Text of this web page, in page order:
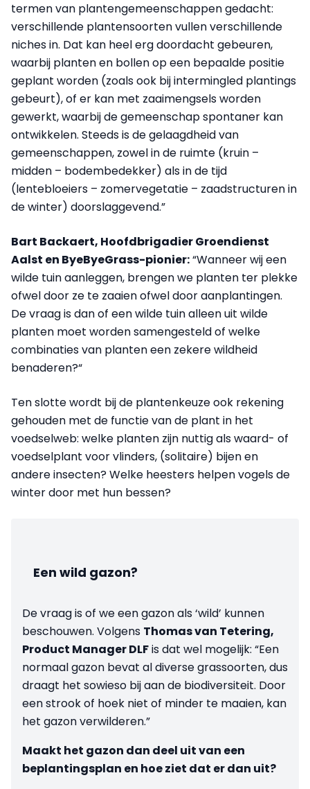
termen van plantengemeenschappen gedacht:
verschillende plantensoorten vullen verschillende
niches in. Dat kan heel erg doordacht gebeuren,
waarbij planten en bollen op een bepaalde positie
geplant worden (zoals ook bij intermingled plantings
gebeurt), of er kan met zaaimengsels worden
gewerkt, waarbij de gemeenschap spontaner kan
ontwikkelen. Steeds is de gelaagdheid van
gemeenschappen, zowel in de ruimte (kruin –
midden – bodembedekker) als in de tijd
(lentebloeiers – zomervegetatie – zaadstructuren in
de winter) doorslaggevend.”
Bart Backaert, Hoofdbrigadier Groendienst
Aalst en ByeByeGrass-pionier:“Wanneer wij een
wilde tuin aanleggen, brengen we planten ter plekke
ofwel door ze te zaaien ofwel door aanplantingen.
De vraag is dan of een wilde tuin alleen uit wilde
planten moet worden samengesteld of welke
combinaties van planten een zekere wildheid
benaderen?“
Ten slotte wordt bij de plantenkeuze ook rekening
gehouden met de functie van de plant in het
voedselweb: welke planten zijn nuttig als waard- of
voedselplant voor vlinders, (solitaire) bijen en
andere insecten? Welke heesters helpen vogels de
winter door met hun bessen?
Een wild gazon?
De vraag is of we een gazon als ‘wild’ kunnen
beschouwen. Volgens Thomas van Tetering,
Product Manager DLFis dat wel mogelijk: “Een
normaal gazon bevat al diverse grassoorten, dus
draagt het sowieso bij aan de biodiversiteit. Door
een strook of hoek niet of minder te maaien, kan
het gazon verwilderen.”
Maakt het gazon dan deel uit van een
beplantingsplan en hoe ziet dat er dan uit?